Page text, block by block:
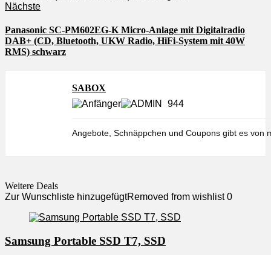
Nächste
Panasonic SC-PM602EG-K Micro-Anlage mit Digitalradio
DAB+ (CD, Bluetooth, UKW Radio, HiFi-System mit 40W
RMS) schwarz
SABOX
944
Angebote, Schnäppchen und Coupons gibt es von
Weitere Deals
Zur Wunschliste hinzugefügtRemoved from wishlist 0
Samsung Portable SSD T7, SSD